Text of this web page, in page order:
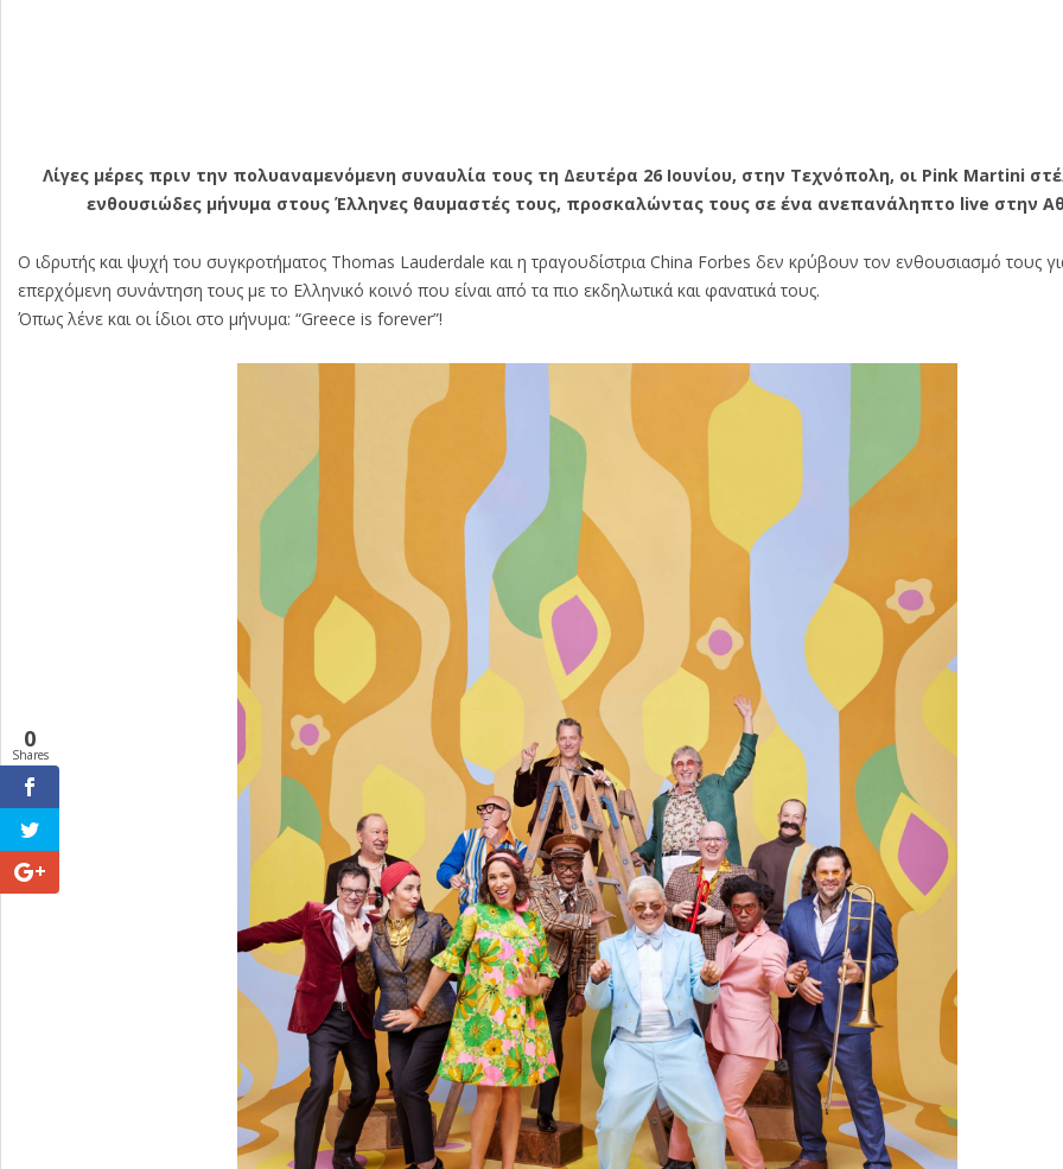
Λίγες μέρες πριν την πολυαναμενόμενη συναυλία τους τη Δευτέρα 26 Ιουνίου, στην Τεχνόπολη, οι Pink Martini
ενθουσιώδες μήνυμα στους Έλληνες θαυμαστές τους, προσκαλώντας τους σε ένα ανεπανάληπτο live στην
Ο ιδρυτής και ψυχή του συγκροτήματος Thomas Lauderdale και η τραγουδίστρια China Forbes δεν κρύβουν τον ενθουσιασμό τους
επερχόμενη συνάντηση τους με το Ελληνικό κοινό που είναι από τα πιο εκδηλωτικά και φανατικά τους.
Όπως λένε και οι ίδιοι στο μήνυμα: “Greece is forever”!
0
Shares